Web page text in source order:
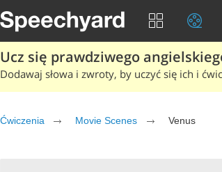
Ucz się prawdziwego
Dodawaj słowa i zwroty, by uczyć się ich i
Ćwiczenia Movie Scenes Venus